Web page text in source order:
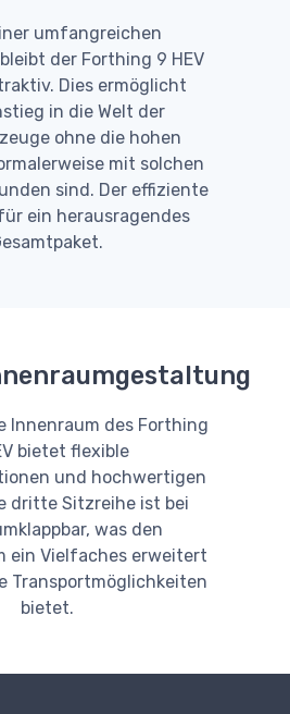
umfangreichen
der Forthing 9 HEV
Dies ermöglicht
in die Welt der
ohne die hohen
mit solchen
sind. Der effiziente
ein herausragendes
Innenraum des Forthing
bietet flexible
und hochwertigen
dritte Sitzreihe ist bei
was den
ein Vielfaches erweitert
Transportmöglichkeiten
bietet.